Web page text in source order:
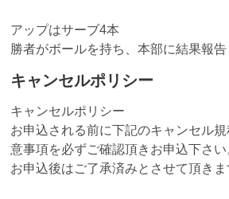
アップはサーブ4本
勝者がボールを持ち、本部に結果報
キャンセルポリシー
キャンセルポリシー
お申込される前に下記のキャンセル
意事項を必ずご確認頂きお申込下さい
お申込後はご了承済みとさせて頂きま